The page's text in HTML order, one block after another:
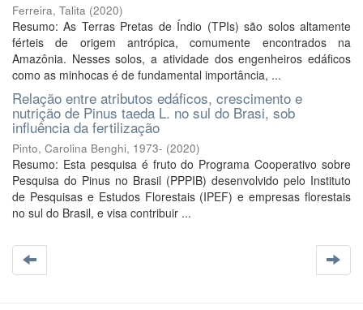
Ferreira, Talita (2020)
Resumo: As Terras Pretas de Índio (TPIs) são solos altamente
férteis de origem antrópica, comumente encontrados na
Amazônia. Nesses solos, a atividade dos engenheiros edáficos
como as minhocas é de fundamental importância, ...
Relação entre atributos edáficos, crescimento e
nutrição de Pinus taeda L. no sul do Brasi, sob
influência da fertilização
Pinto, Carolina Benghi, 1973- (2020)
Resumo: Esta pesquisa é fruto do Programa Cooperativo sobre
Pesquisa do Pinus no Brasil (PPPIB) desenvolvido pelo Instituto
de Pesquisas e Estudos Florestais (IPEF) e empresas florestais
no sul do Brasil, e visa contribuir ...